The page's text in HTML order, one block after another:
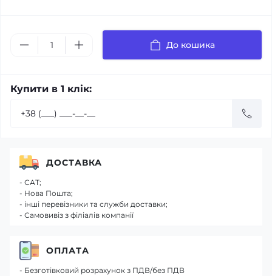
До кошика
Купити в 1 клік:
ДОСТАВКА
- САТ;
- Нова Пошта;
- інші перевізники та служби доставки;
- Самовивіз з філіалів компанії
ОПЛАТА
- Безготівковий розрахунок з ПДВ/без ПДВ